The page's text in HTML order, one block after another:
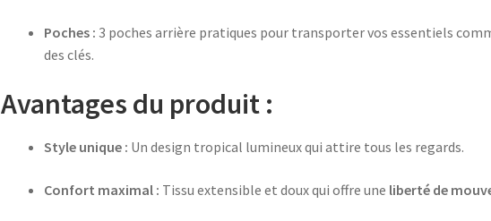
Poches : 3 poches arrière pratiques pour transporter vos essentiels
des clés.
Avantages du produit :
Style unique : Un design tropical lumineux qui attire tous les regards.
Confort maximal : Tissu extensible et doux qui offre une liberté de